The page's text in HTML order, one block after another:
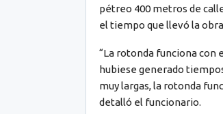
pétreo 400 metros de
el tiempo que llevó la
“La rotonda funciona con
hubiese generado
muy largas, la rotonda
detalló el funcionario.